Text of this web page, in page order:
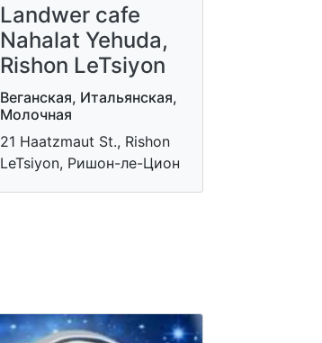
Landwer cafe
Nahalat Yehuda,
Rishon LeTsiyon
Веганская, Итальянская,
Молочная
21 Haatzmaut St., Rishon
LeTsiyon, Ришон-ле-Цион